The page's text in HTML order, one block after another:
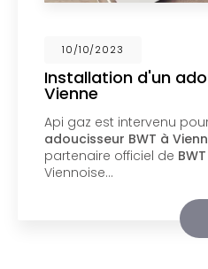
02/10/2023
Nouveau support
web
Api Gaz à Viennevous
support de
sociétéBIIM COM . Vous
agréable visite, si vous